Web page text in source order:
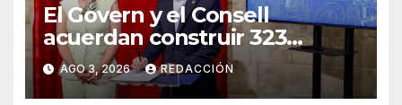
El Govern y el Consell
acuerdan construir 323
viviendas públicas en Palma
AGO 3, 2026 REDACCIÓN